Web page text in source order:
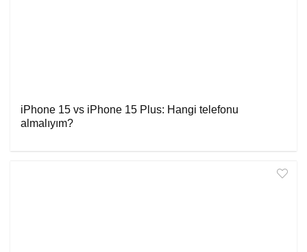
iPhone 15 vs iPhone 15 Plus: Hangi telefonu
almalıyım?